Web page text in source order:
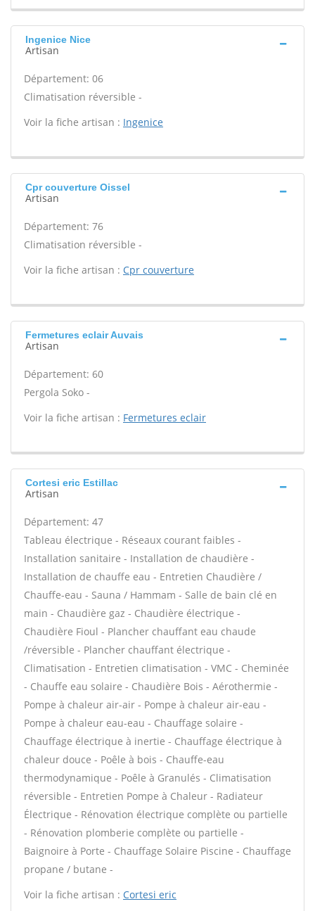
Ingenice Nice
Artisan
Département: 06
Climatisation réversible -
Voir la fiche artisan : Ingenice
Cpr couverture Oissel
Artisan
Département: 76
Climatisation réversible -
Voir la fiche artisan : Cpr couverture
Fermetures eclair Auvais
Artisan
Département: 60
Pergola Soko -
Voir la fiche artisan : Fermetures eclair
Cortesi eric Estillac
Artisan
Département: 47
Tableau électrique - Réseaux courant faibles -
Installation sanitaire - Installation de chaudière -
Installation de chauffe eau - Entretien Chaudière /
Chauffe-eau - Sauna / Hammam - Salle de bain clé en
main - Chaudière gaz - Chaudière électrique -
Chaudière Fioul - Plancher chauffant eau chaude
/réversible - Plancher chauffant électrique -
Climatisation - Entretien climatisation - VMC - Cheminée
- Chauffe eau solaire - Chaudière Bois - Aérothermie -
Pompe à chaleur air-air - Pompe à chaleur air-eau -
Pompe à chaleur eau-eau - Chauffage solaire -
Chauffage électrique à inertie - Chauffage électrique à
chaleur douce - Poêle à bois - Chauffe-eau
thermodynamique - Poêle à Granulés - Climatisation
réversible - Entretien Pompe à Chaleur - Radiateur
Électrique - Rénovation électrique complète ou partielle
- Rénovation plomberie complète ou partielle -
Baignoire à Porte - Chauffage Solaire Piscine - Chauffage
propane / butane -
Voir la fiche artisan : Cortesi eric